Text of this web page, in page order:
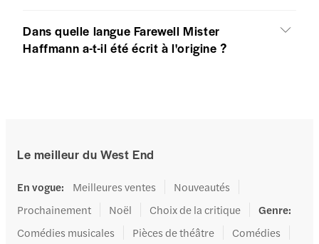
Dans quelle langue Farewell Mister
Haffmann a-t-il été écrit à l'origine ?
Le meilleur du West End
En vogue: Meilleures ventes
Nouveautés
Prochainement
Noël Choix de la critique Genre:
Comédies musicales
Pièces de théâtre
Comédies